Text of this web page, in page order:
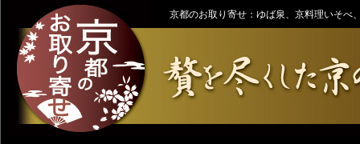
京都のお取り寄せ：ゆば泉、京料理いそべ